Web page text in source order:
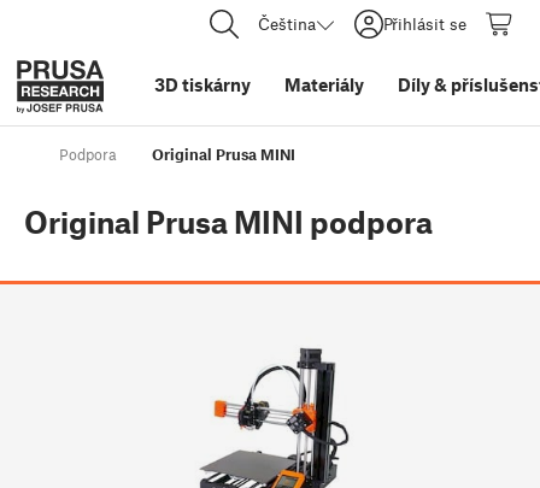
Čeština Přihlásit se
3D tiskárny Materiály Díly&
Podpora Original Prusa MINI
Original Prusa MINI podpora